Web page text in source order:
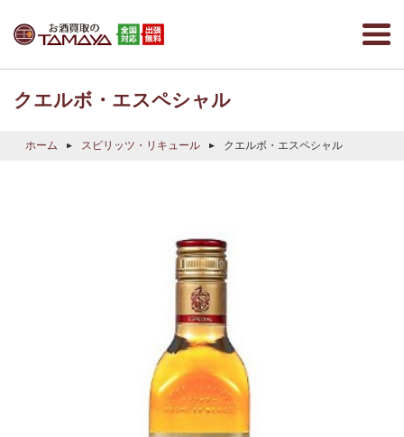
クエルボ・エスペシャル
ホーム スピリッツ・リキュール クエルボ・エスペシャル